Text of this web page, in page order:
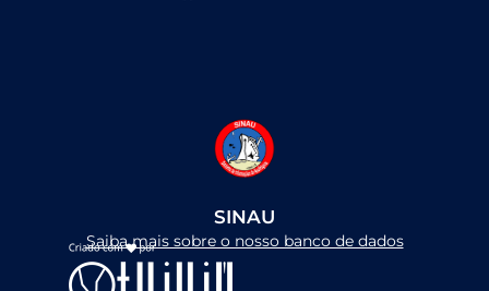
g
r
m
SINAU
Saiba mais sobre o nosso banco de dados